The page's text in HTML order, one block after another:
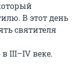
В этот день
святителя
вIII–IVвеке.